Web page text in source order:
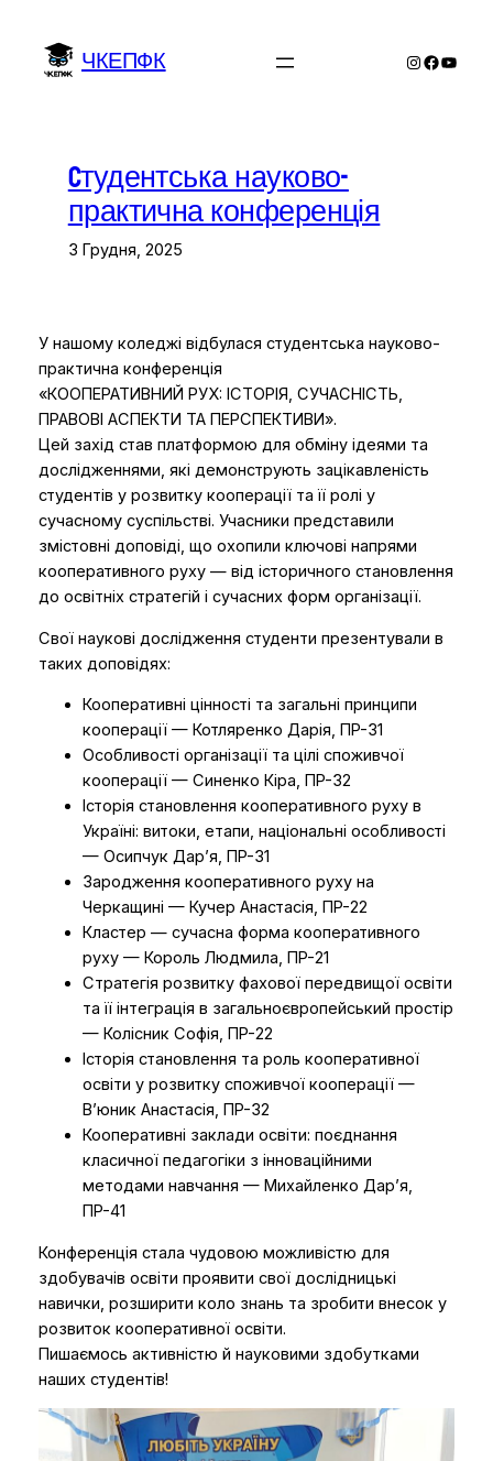
вмісту
ЧКЕПФК Instagram
Cтудентська науково-
практична конференція
3 Грудня, 2025
У нашому коледжі відбулася студентська науково-
практична конференція
«КООПЕРАТИВНИЙ РУХ: ІСТОРІЯ, СУЧАСНІСТЬ,
ПРАВОВІ АСПЕКТИ ТА ПЕРСПЕКТИВИ».
Цей захід став платформою для обміну ідеями та
дослідженнями, які демонструють зацікавленість
студентів у розвитку кооперації та її ролі у
сучасному суспільстві. Учасники представили
змістовні доповіді, що охопили ключові напрями
кооперативного руху — від історичного становлення
до освітніх стратегій і сучасних форм організації.
Свої наукові дослідження студенти презентували в
таких доповідях:
Кооперативні цінності та загальні принципи
кооперації — Котляренко Дарія, ПР-31
Особливості організації та цілі споживчої
кооперації — Синенко Кіра, ПР-32
Історія становлення кооперативного руху в
Україні: витоки, етапи, національні особливості
— Осипчук Дар’я, ПР-31
Зародження кооперативного руху на
Черкащині — Кучер Анастасія, ПР-22
Кластер — сучасна форма кооперативного
руху — Король Людмила, ПР-21
Стратегія розвитку фахової передвищої освіти
та її інтеграція в загальноєвропейський простір
— Колісник Софія, ПР-22
Історія становлення та роль кооперативної
освіти у розвитку споживчої кооперації —
В’юник Анастасія, ПР-32
Кооперативні заклади освіти: поєднання
класичної педагогіки з інноваційними
методами навчання — Михайленко Дар’я,
ПР-41
Конференція стала чудовою можливістю для
здобувачів освіти проявити свої дослідницькі
навички, розширити коло знань та зробити внесок у
розвиток кооперативної освіти.
Пишаємось активністю й науковими здобутками
наших студентів!